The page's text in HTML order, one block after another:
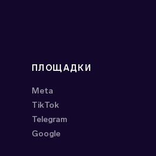
ПЛОЩАДКИ
Meta
ТikTok
Telegram
Google